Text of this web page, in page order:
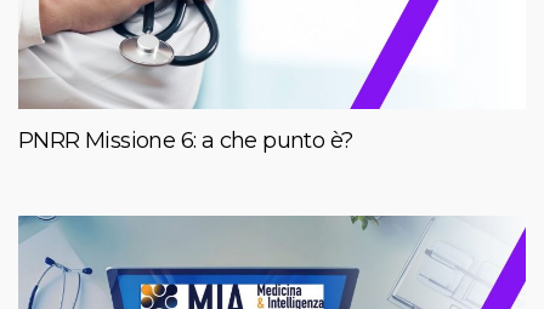
PNRR Missione 6: a che punto è?